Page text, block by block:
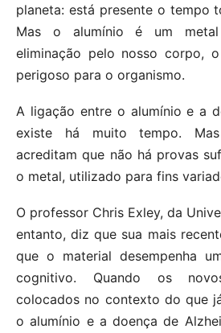
planeta: está presente o tempo
Mas o alumínio é um
eliminação pelo nosso corpo,
perigoso para o organismo.
A ligação entre o alumínio e a
existe há muito tempo.
acreditam que não há provas
o metal, utilizado para fins
O professor Chris Exley, da
entanto, diz que sua mais
que o material desempenha
cognitivo. Quando os
colocados no contexto do que
o alumínio e a doença de